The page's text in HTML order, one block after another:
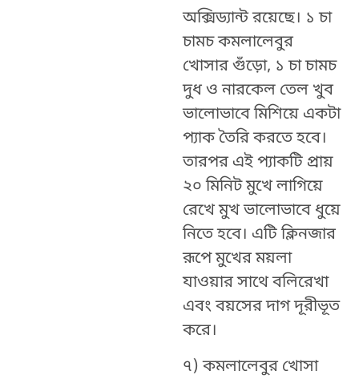
অক্সিড্যান্ট রয়েছে। ১ চা
চামচ কমলালেবুর
খোসার গুঁড়ো, ১ চা চামচ
দুধ ও নারকেল তেল খুব
ভালোভাবে মিশিয়ে একটা
প্যাক তৈরি করতে হবে।
তারপর এই প্যাকটি প্রায়
২০ মিনিট মুখে লাগিয়ে
রেখে মুখ ভালোভাবে ধুয়ে
নিতে হবে। এটি ক্লিনজার
রূপে মুখের ময়লা
যাওয়ার সাথে বলিরেখা
এবং বয়সের দাগ দূরীভূত
করে।
৭) কমলালেবুর খোসা